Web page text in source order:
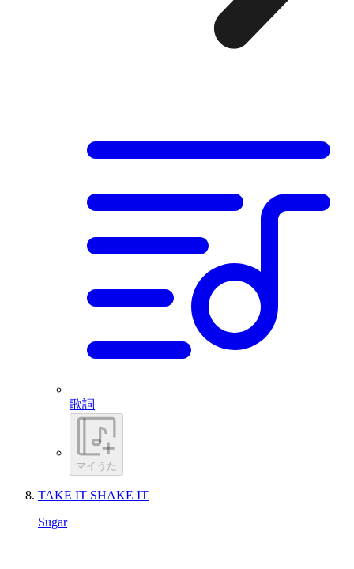
歌詞
マイうた
TAKE IT SHAKE IT
Sugar